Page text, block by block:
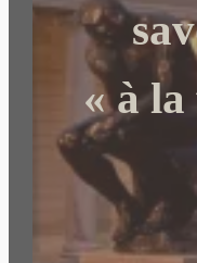
r
« à